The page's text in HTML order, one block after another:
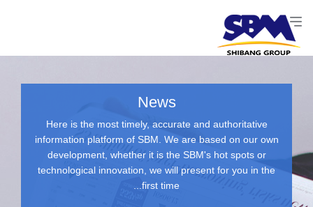
News
Here is the most timely, accurate and authoritative
information platform of SBM. We are based on our own
development, whether it is the SBM's hot spots or
technological innovation, we will present for you in the
first time...